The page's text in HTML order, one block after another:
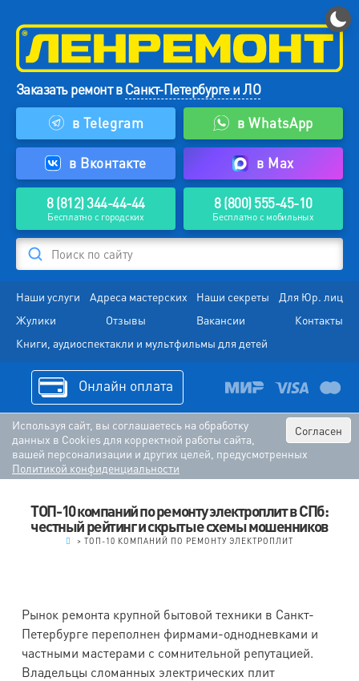
Заказать ремонт вСанкт-Петербурге и ЛО
в Telegram
в WhatsApp
в Вконтакте в Max
8 (812) 344-44-44
Бесплатно с городских
8 (800) 555-45-10
Бесплатно с мобильных
Поиск по сайту
Наши услуги Адреса мастерских Наши секреты
Для Юр. лиц
Жулики
Отзывы Вакансии
Контакты
Книги, аудиоспектакли и мультфильмы для детей
Онлайн оплата
Согласен
Используя сайт, вы соглашаетесь на обработку
данных в Cookies для корректной работы сайта,
вашей персонализации и других целей, предусмотренных
Политикой конфиденциальности
ТОП-10 компаний по ремонту электроплит в СПб:
честный рейтинг и скрытые схемы мошенников
> ТОП-10 КОМПАНИЙ ПО РЕМОНТУ ЭЛЕКТРОПЛИТ
Рынок ремонта крупной бытовой техники в Санкт-
Петербурге переполнен фирмами-однодневками и
частными мастерами с сомнительной репутацией.
Владельцы сломанных электрических плит